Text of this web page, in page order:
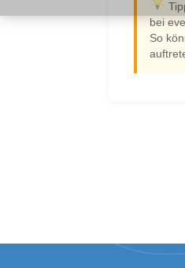
bei
So